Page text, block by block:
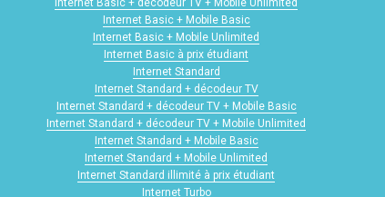
Internet Basic + décodeur TV + Mobile Unlimited
Internet Basic + Mobile Basic
Internet Basic + Mobile Unlimited
Internet Basic à prix étudiant
Internet Standard
Internet Standard + décodeur TV
Internet Standard + décodeur TV + Mobile Basic
Internet Standard + décodeur TV + Mobile Unlimited
Internet Standard + Mobile Basic
Internet Standard + Mobile Unlimited
Internet Standard illimité à prix étudiant
Internet Turbo